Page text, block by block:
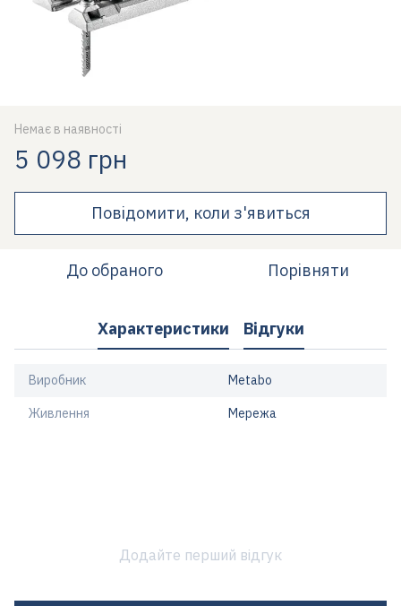
Немає в наявності
5 098 грн
Повідомити, коли з'явиться
До обраного Порівняти
Характеристики Відгуки
Виробник Metabo
Живлення Мережа
Додайте перший відгук